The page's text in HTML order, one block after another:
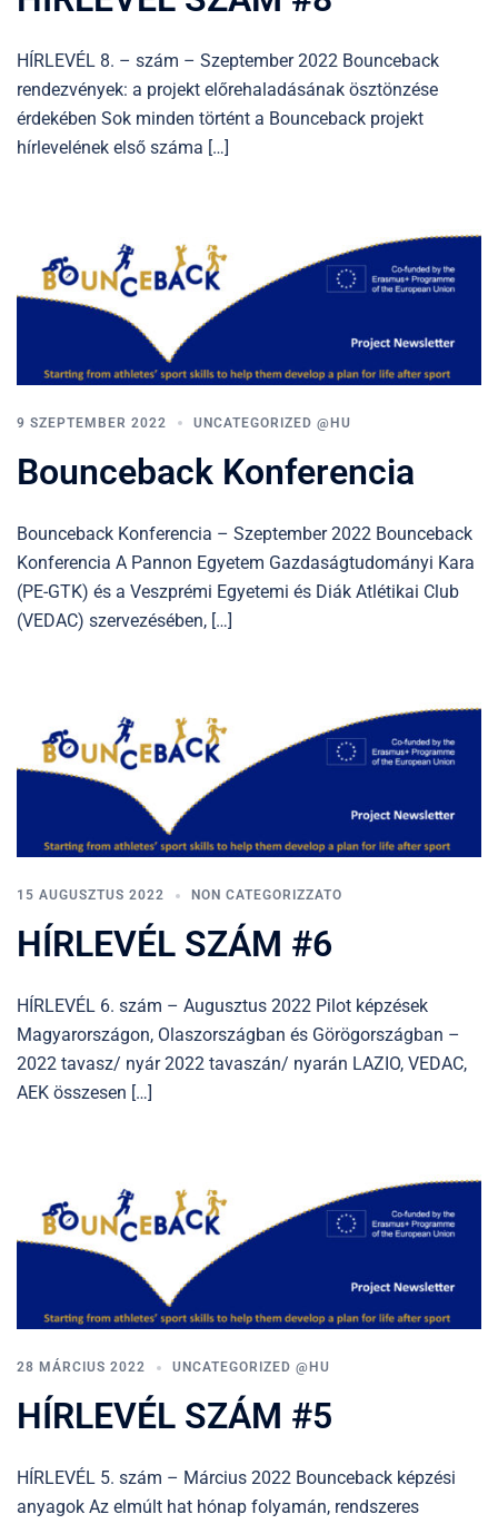
HÍRLEVÉL 8. – szám – Szeptember 2022 Bounceback
rendezvények: a projekt előrehaladásának ösztönzése
érdekében Sok minden történt a Bounceback projekt
hírlevelének első száma […]
9 SZEPTEMBER 2022 UNCATEGORIZED @HU
Bounceback Konferencia
Bounceback Konferencia – Szeptember 2022 Bounceback
Konferencia A Pannon Egyetem Gazdaságtudományi Kara
(PE-GTK) és a Veszprémi Egyetemi és Diák Atlétikai Club
(VEDAC) szervezésében, […]
15 AUGUSZTUS 2022 NON CATEGORIZZATO
HÍRLEVÉL SZÁM #6
HÍRLEVÉL 6. szám – Augusztus 2022 Pilot képzések
Magyarországon, Olaszországban és Görögországban –
2022 tavasz/ nyár 2022 tavaszán/ nyarán LAZIO, VEDAC,
AEK összesen […]
28 MÁRCIUS 2022 UNCATEGORIZED @HU
HÍRLEVÉL SZÁM #5
HÍRLEVÉL 5. szám – Március 2022 Bounceback képzési
anyagok Az elmúlt hat hónap folyamán, rendszeres